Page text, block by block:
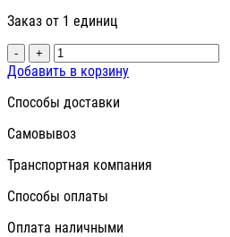
Заказ от 1 единиц
- +
Добавить в корзину
Способы доставки
Самовывоз
Транспортная компания
Способы оплаты
Оплата наличными